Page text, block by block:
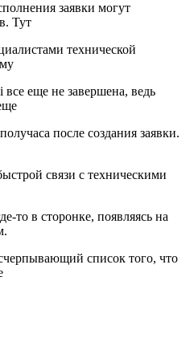
заявки могут
Тут
технической
еще не завершена, ведь
после создания заявки.
связи с техническими
то в сторонке, появляясь на
список того, что